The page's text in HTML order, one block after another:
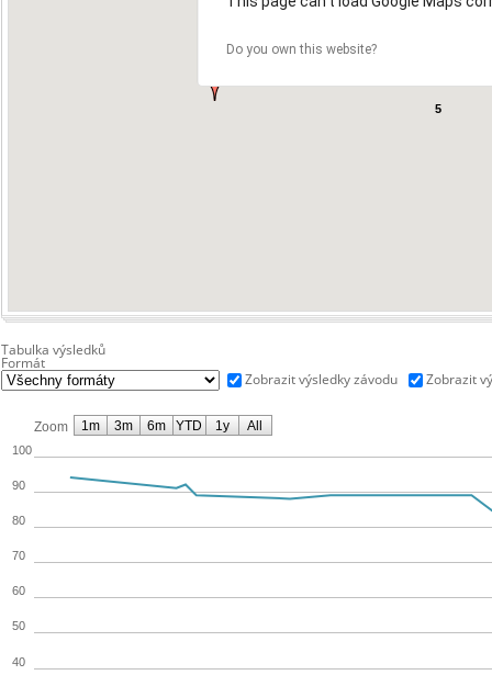
5
Do you own this website?
Tabulka výsledků
Formát
Zobrazit výsledky závodu
Zobrazit
Zoom
40
50
60
70
80
90
100
1m 3m 6m YTD 1y All